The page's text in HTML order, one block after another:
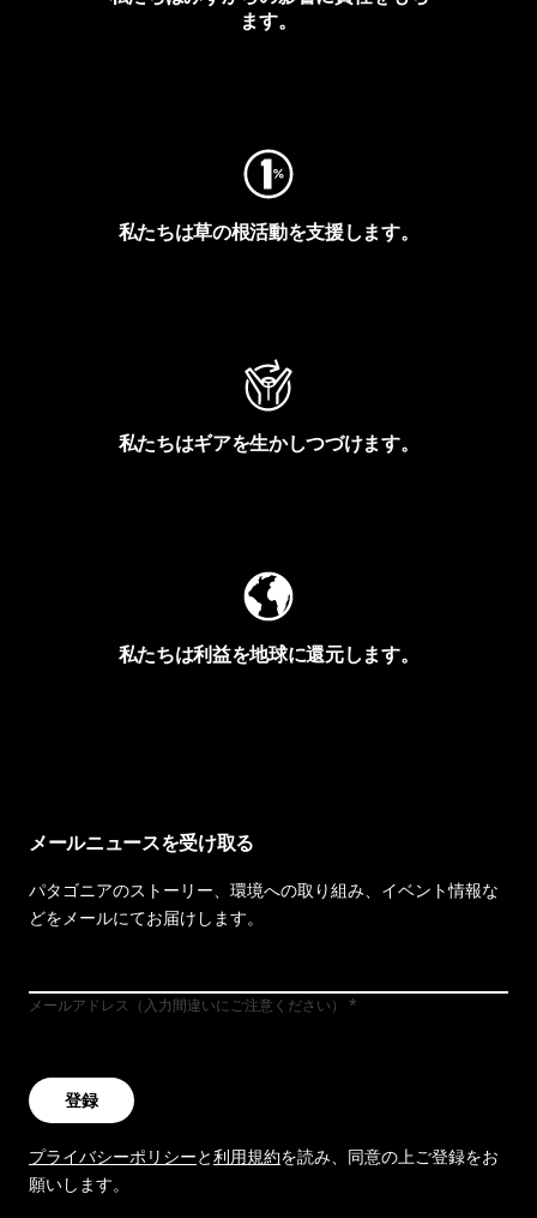
ます。
私たちは草の根活動を支援します。
私たちはギアを生かしつづけます。
私たちは利益を地球に還元します。
メールニュースを受け取る
パタゴニアのストーリー、環境への取り組み、イベント情報な
どをメールにてお届けします。
メールアドレス（入力間違いにご注意ください）
登録
プライバシーポリシーと利用規約を読み、同意の上ご登録をお
願いします。